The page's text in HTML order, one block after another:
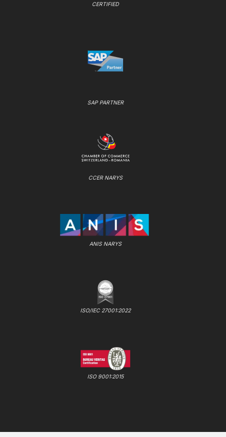
CERTIFIED
SAP PARTNER
CCER NARYS
ANIS NARYS
ISO/IEC 27001:2022
ISO 9001:2015